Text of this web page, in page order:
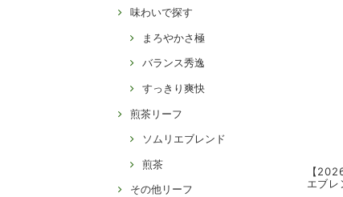
味わいで探す
まろやかさ極
バランス秀逸
すっきり爽快
煎茶リーフ
ソムリエブレンド
煎茶
その他リーフ
【
エブ